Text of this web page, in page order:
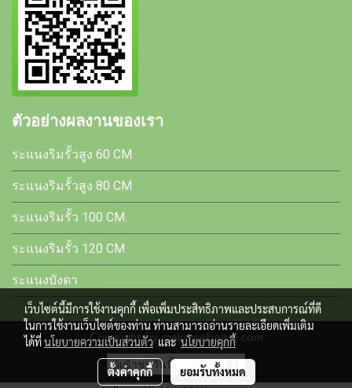
ตัวอย่างผลงานของเรา
ระแนงริมรั้วสูง 60 CM.
ระแนงริมรั้วสูง 80 CM.
ระแนงริมรั้ว 100 CM.
ระแนงริมรั้ว 120 CM.
ระแนงบังตา
Copyright by makewebeasy.com
ผู้เข้าชมวันนี้ 81
เว็บไซต์นี้มีการใช้งานคุกกี้ เพื่อเพิ่มประสิทธิภาพและประสบการณ์ที่ดี
ในการใช้งานเว็บไซต์ของท่าน ท่านสามารถอ่านรายละเอียดเพิ่มเติม
ได้ที่นโยบายความเป็นส่วนตัวและนโยบายคุกกี้
ตั้งค่าคุกกี้ ยอมรับทั้งหมด